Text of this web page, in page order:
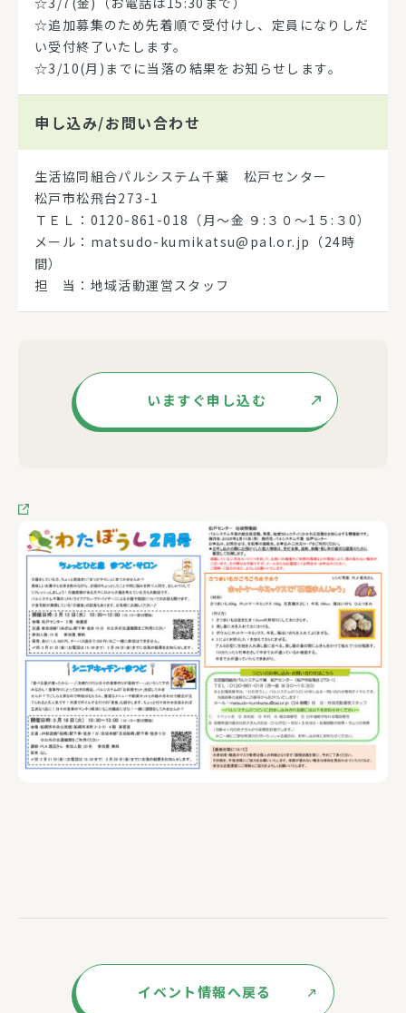
☆追加募集のため先着順で受付けし、定員になりしだ
い受付終了いたします。
☆3/10(月)までに当落の結果をお知らせします。
申し込み/お問い合わせ
生活協同組合パルシステム千葉 松戸センター
松戸市松飛台273-1
ＴＥＬ：0120-861-018（月～金 ９:３０～1５:３0）
メール：matsudo-kumikatsu@pal.or.jp（24時
間）
担 当：地域活動運営スタッフ
いますぐ申し込む
イベント情報へ戻る